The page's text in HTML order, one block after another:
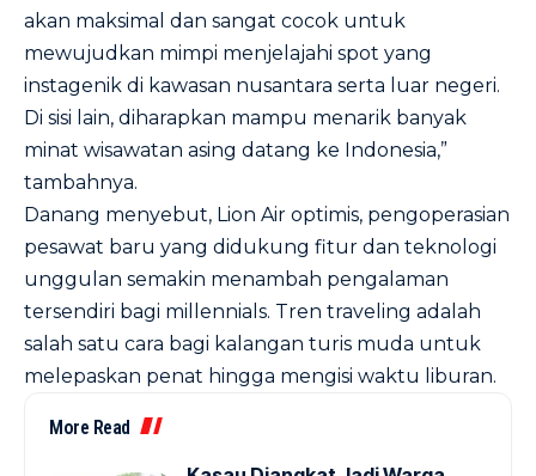
akan maksimal dan sangat cocok untuk
mewujudkan mimpi menjelajahi spot yang
instagenik di kawasan nusantara serta luar negeri.
Di sisi lain, diharapkan mampu menarik banyak
minat wisawatan asing datang ke Indonesia,”
tambahnya.
Danang menyebut, Lion Air optimis, pengoperasian
pesawat baru yang didukung fitur dan teknologi
unggulan semakin menambah pengalaman
tersendiri bagi millennials. Tren traveling adalah
salah satu cara bagi kalangan turis muda untuk
melepaskan penat hingga mengisi waktu liburan.
More Read